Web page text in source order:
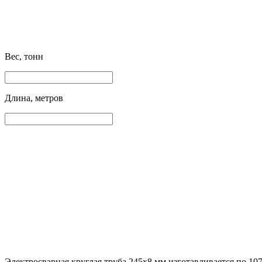
Вес, тонн
Длина, метров